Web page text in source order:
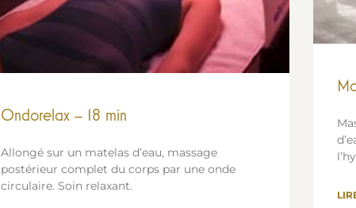
Ondorelax – 18 min
Allongé sur un matelas d’eau, massage
postérieur complet du corps par une onde
circulaire. Soin relaxant.